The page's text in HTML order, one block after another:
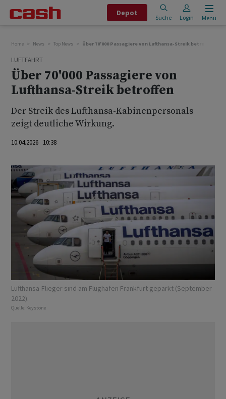
Depot
Suche Login Menu
Home News Top News Über 70'000 Passagiere von Lufthansa-Streik betroffen
LUFTFAHRT
Über 70'000 Passagiere von
Lufthansa-Streik betroffen
Der Streik des Lufthansa-Kabinenpersonals
zeigt deutliche Wirkung.
10.04.2026 10:38
Lufthansa-Flieger sind am Flughafen Frankfurt geparkt (September
2022).
Quelle: Keystone